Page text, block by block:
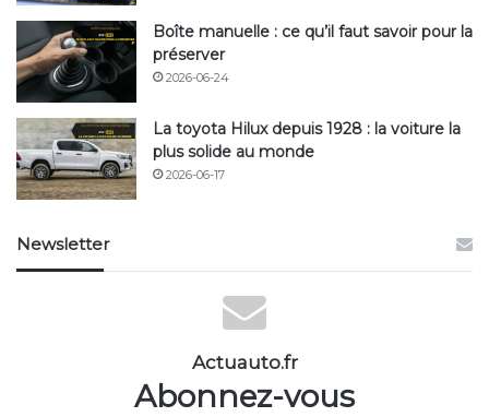
Boîte manuelle : ce qu’il faut savoir pour la
préserver
2026-06-24
La toyota Hilux depuis 1928 : la voiture la
plus solide au monde
2026-06-17
Newsletter
Actuauto.fr
Abonnez-vous